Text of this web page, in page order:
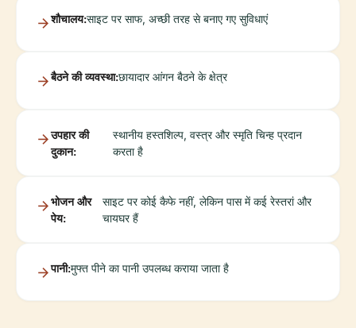
शौचालय:साइट पर साफ, अच्छी तरह से बनाए गए सुविधाएं
बैठने की व्यवस्था:छायादार आंगन बैठने के क्षेत्र
उपहार की
दुकान:
स्थानीय हस्तशिल्प, वस्त्र और स्मृति चिन्ह प्रदान
करता है
भोजन और
पेय:
साइट पर कोई कैफे नहीं, लेकिन पास में कई रेस्तरां और
चायघर हैं
पानी:मुफ्त पीने का पानी उपलब्ध कराया जाता है